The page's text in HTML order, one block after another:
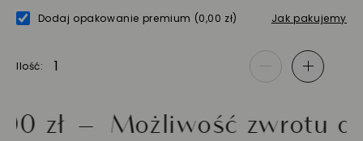
Dodaj opakowanie premium (0,00 zł) Jak pakujemy
Ilość - +
Możliwość zwrotu do 30